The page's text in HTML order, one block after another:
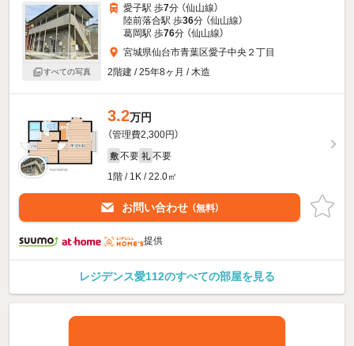
すべての写真
愛子駅 歩7分 （仙山線）
陸前落合駅 歩36分 （仙山線）
葛岡駅 歩76分 （仙山線）
宮城県仙台市青葉区愛子中央２丁目
2階建 / 25年8ヶ月 / 木造
3.2万円
（管理費2,300円）
敷 不要 礼 不要
1階 / 1K / 22.0㎡
お問い合わせ （無料）
提供
レジデンス愛112のすべての部屋を見る